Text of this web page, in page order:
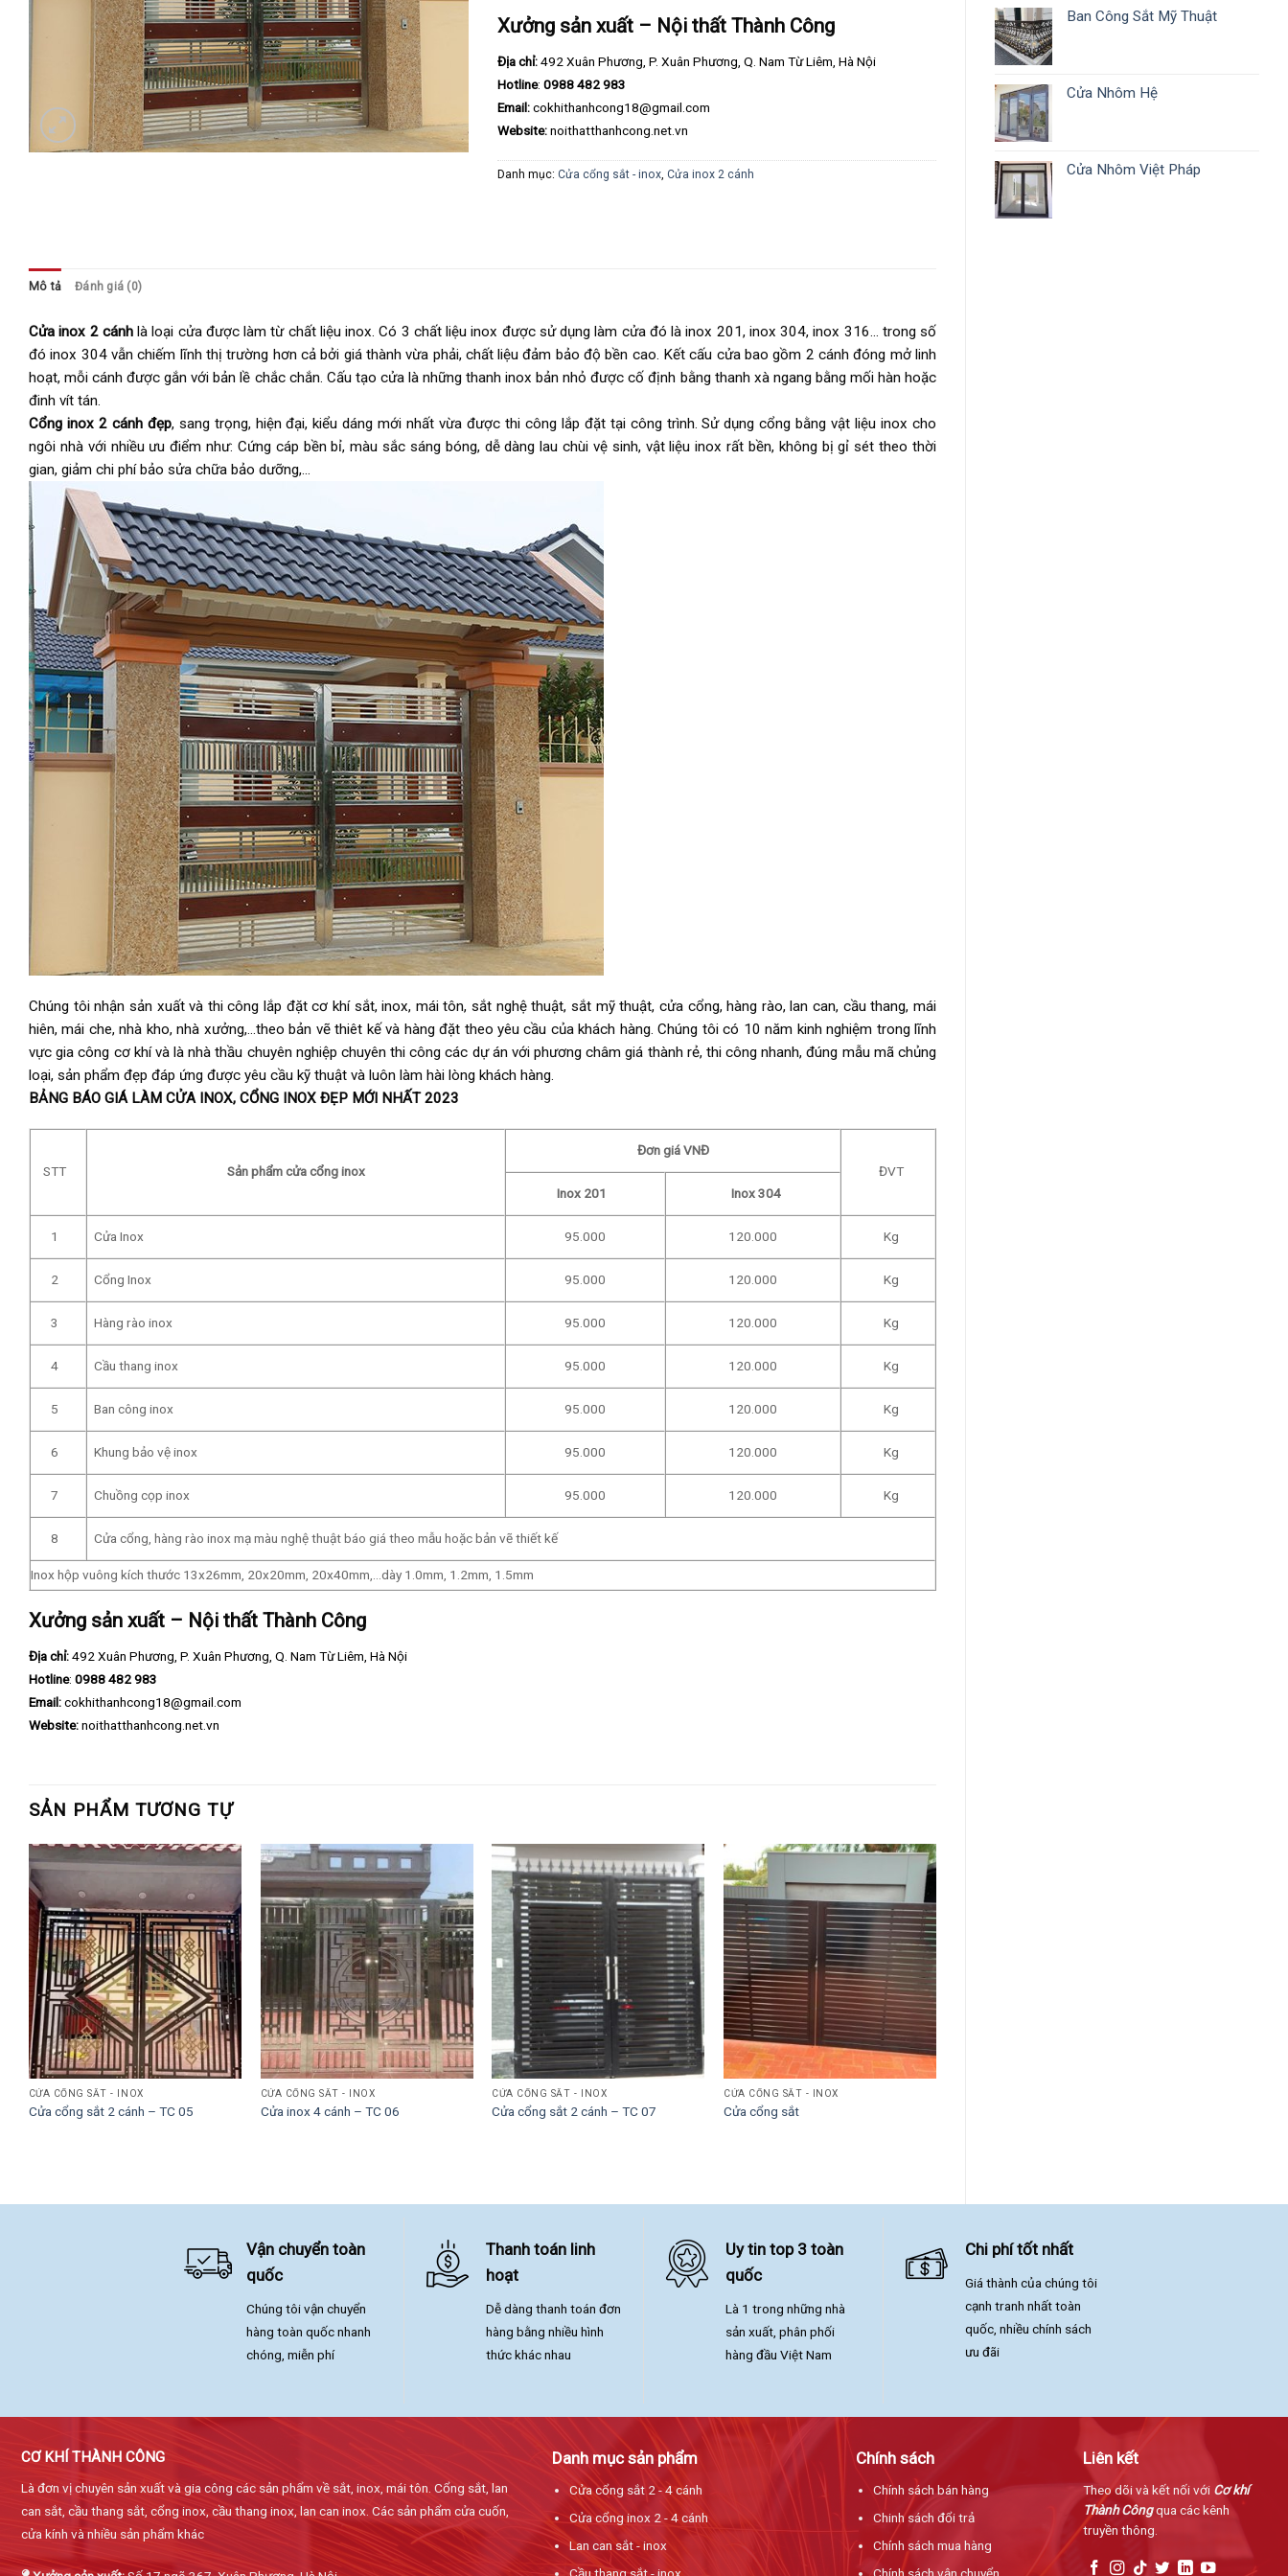
Ban Công Sắt Mỹ Thuật
Cửa Nhôm Hệ
Cửa Nhôm Việt Pháp
Xưởng sản xuất – Nội thất Thành Công
Địa chỉ:492 Xuân Phương, P. Xuân Phương, Q. Nam Từ Liêm, Hà Nội
Hotline: 0988 482 983
Email:cokhithanhcong18@gmail.com
Website:noithatthanhcong.net.vn
Danh mục: Cửa cổng sắt - inox, Cửa inox 2 cánh
Mô tả Đánh giá (0)
Cửa inox 2 cánhlà loại cửa được làm từ chất liệu inox. Có 3 chất liệu inox được sử dụng làm cửa đó là inox 201, inox 304, inox 316… trong số
đó inox 304 vẫn chiếm lĩnh thị trường hơn cả bởi giá thành vừa phải, chất liệu đảm bảo độ bền cao. Kết cấu cửa bao gồm 2 cánh đóng mở linh
hoạt, mỗi cánh được gắn với bản lề chắc chắn. Cấu tạo cửa là những thanh inox bản nhỏ được cố định bằng thanh xà ngang bằng mối hàn hoặc
đinh vít tán.
Cổng inox 2 cánh đẹp, sang trọng, hiện đại, kiểu dáng mới nhất vừa được thi công lắp đặt tại công trình. Sử dụng cổng bằng vật liệu inox cho
ngôi nhà với nhiều ưu điểm như: Cứng cáp bền bỉ, màu sắc sáng bóng, dễ dàng lau chùi vệ sinh, vật liệu inox rất bền, không bị gỉ sét theo thời
gian, giảm chi phí bảo sửa chữa bảo dưỡng,…
Chúng tôi nhận sản xuất và thi công lắp đặt cơ khí sắt, inox, mái tôn, sắt nghệ thuật, sắt mỹ thuật, cửa cổng, hàng rào, lan can, cầu thang, mái
hiên, mái che, nhà kho, nhà xưởng,…theo bản vẽ thiêt kế và hàng đặt theo yêu cầu của khách hàng. Chúng tôi có 10 năm kinh nghiệm trong lĩnh
vực gia công cơ khí và là nhà thầu chuyên nghiệp chuyên thi công các dự án với phương châm giá thành rẻ, thi công nhanh, đúng mẫu mã chủng
loại, sản phẩm đẹp đáp ứng được yêu cầu kỹ thuật và luôn làm hài lòng khách hàng.
BẢNG BÁO GIÁ LÀM CỬA INOX, CỔNG INOX ĐẸP MỚI NHẤT 2023
STT Sản phẩm cửa cổng inox
Đơn giá VNĐ
ĐVT
Inox 201
Inox 304
1 Cửa Inox 95.000 120.000 Kg
2 Cổng Inox 95.000 120.000 Kg
3 Hàng rào inox 95.000 120.000 Kg
4 Cầu thang inox 95.000 120.000 Kg
5 Ban công inox 95.000 120.000 Kg
6 Khung bảo vệ inox 95.000 120.000 Kg
7 Chuồng cọp inox 95.000 120.000 Kg
8 Cửa cổng, hàng rào inox mạ màu nghệ thuật báo giá theo mẫu hoặc bản vẽ thiết kế
Inox hộp vuông kích thước 13x26mm, 20x20mm, 20x40mm,…dày 1.0mm, 1.2mm, 1.5mm
Xưởng sản xuất – Nội thất Thành Công
Địa chỉ:492 Xuân Phương, P. Xuân Phương, Q. Nam Từ Liêm, Hà Nội
Hotline: 0988 482 983
Email:cokhithanhcong18@gmail.com
Website:noithatthanhcong.net.vn
SẢN PHẨM TƯƠNG TỰ
CỬA CỔNG SẮT - INOX
Cửa cổng sắt 2 cánh – TC 05
CỬA CỔNG SẮT - INOX
Cửa inox 4 cánh – TC 06
CỬA CỔNG SẮT - INOX
Cửa cổng sắt 2 cánh – TC 07
CỬA CỔNG SẮT - INOX
Cửa cổng sắt
Vận chuyển toàn
quốc
Chúng tôi vận chuyển
hàng toàn quốc nhanh
chóng, miễn phí
Thanh toán linh
hoạt
Dễ dàng thanh toán đơn
hàng bằng nhiều hình
thức khác nhau
Uy tin top 3 toàn
quốc
Là 1 trong những nhà
sản xuất, phân phối
hàng đầu Việt Nam
Chi phí tốt nhất
Giá thành của chúng tôi
cạnh tranh nhất toàn
quốc, nhiều chính sách
ưu đãi
CƠ KHÍ THÀNH CÔNG
Là đơn vị chuyên sản xuất và gia công các sản phẩm về sắt, inox, mái tôn. Cổng sắt, lan
can sắt, cầu thang sắt, cổng inox, cầu thang inox, lan can inox. Các sản phẩm cửa cuốn,
cửa kính và nhiều sản phẩm khác
Danh mục sản phẩm
Cửa cổng sắt 2 - 4 cánh
Cửa cổng inox 2 - 4 cánh
Lan can sắt - inox
Chính sách
Chính sách bán hàng
Chinh sách đổi trả
Chính sách mua hàng
Liên kết
Theo dõi và kết nối với Cơ khí
Thành Côngqua các kênh
truyền thông.